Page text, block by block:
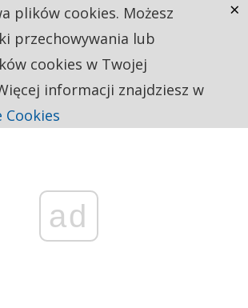
ad
plików cookies. Możesz
przechowywania lub
cookies w Twojej
informacji znajdziesz w
Cookies
×